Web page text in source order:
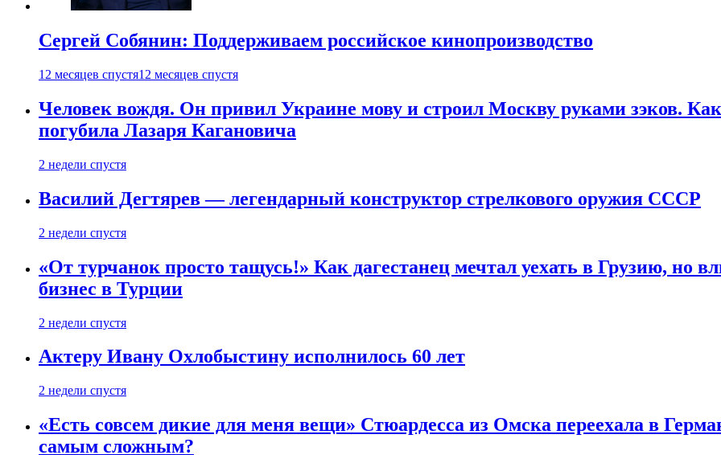
Сергей Собянин: Поддерживаем российское кинопроизводство
12 месяцев спустя12 месяцев спустя
Человек вождя. Он привил Украине мову и строил Москву руками зэков.
погубила Лазаря Кагановича
2 недели спустя
Василий Дегтярев — легендарный конструктор стрелкового оружия СССР
2 недели спустя
«От турчанок просто тащусь!» Как дагестанец мечтал уехать в Грузию, но
бизнес в Турции
2 недели спустя
Актеру Ивану Охлобыстину исполнилось 60 лет
2 недели спустя
«Есть совсем дикие для меня вещи» Стюардесса из Омска переехала в
самым сложным?